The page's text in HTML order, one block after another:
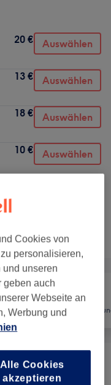
20 € Auswählen
13 € Auswählen
18 € Auswählen
10 € Auswählen
(10) ab 10 €
Cookies von
personalisieren,
und unseren
geben auch
Webseite an
Werbung und
Alle Cookies
akzeptieren